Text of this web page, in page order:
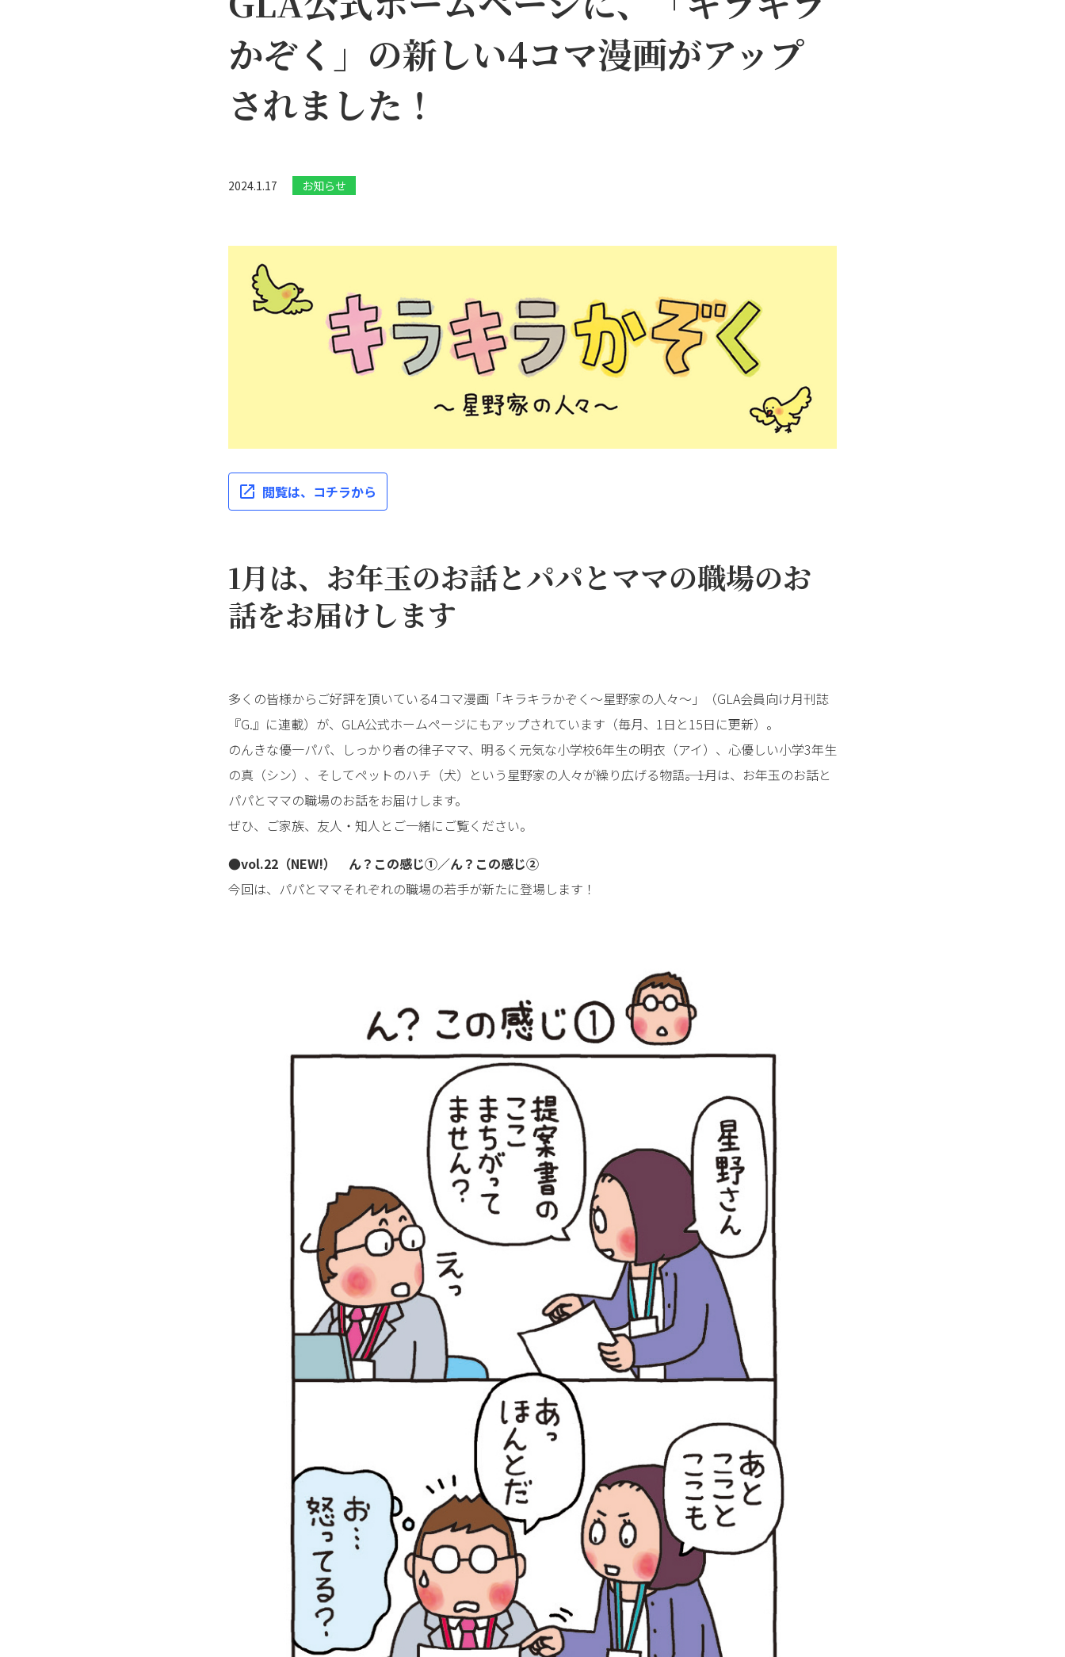
かぞく」の新しい4コマ漫画がアップ
されました！
2024.1.17 お知らせ
閲覧は、コチラから
1月は、お年玉のお話とパパとママの職場のお
話をお届けします
多くの皆様からご好評を頂いている4コマ漫画「キラキラかぞく～星野家の人々～」（GLA会員向け月刊誌
『G.』に連載）が、GLA公式ホームページにもアップされています（毎月、1日と15日に更新）。
のんきな優一パパ、しっかり者の律子ママ、明るく元気な小学校6年生の明衣（アイ）、心優しい小学3年生
の真（シン）、そしてペットのハチ（犬）という星野家の人々が繰り広げる物語――。1月は、お年玉のお話と
パパとママの職場のお話をお届けします。
ぜひ、ご家族、友人・知人とご一緒にご覧ください。
●vol.22（NEW!） ん？この感じ①／ん？この感じ②
今回は、パパとママそれぞれの職場の若手が新たに登場します！